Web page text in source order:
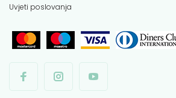
Uvjeti poslovanja